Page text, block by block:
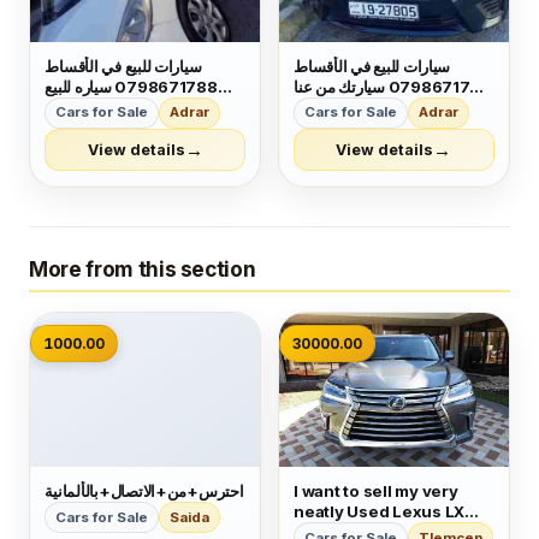
سيارات للبيع في الأقساط
0798671788 سياره للبيع
بدفعه أولى ميسرا واقساط
شهريه بحق الموصلات
لالستفسار 0798671788
Cars for Sale Adrar
View details →
سيارات للبيع في الأقساط
0798671788 سيارتك من عنا
وبدفعه مريحه وبالاقساط يتوفر
لدينا جميع انواع السيارات و
مختلف الموديلات لالستفسار
0798671788
Cars for Sale Adrar
View details →
More from this section
📷
1000.00
احترس+من+الاتصال+بالألمانية
Cars for Sale Saida
30000.00
I want to sell my very
neatly Used Lexus LX
570 2019 for just